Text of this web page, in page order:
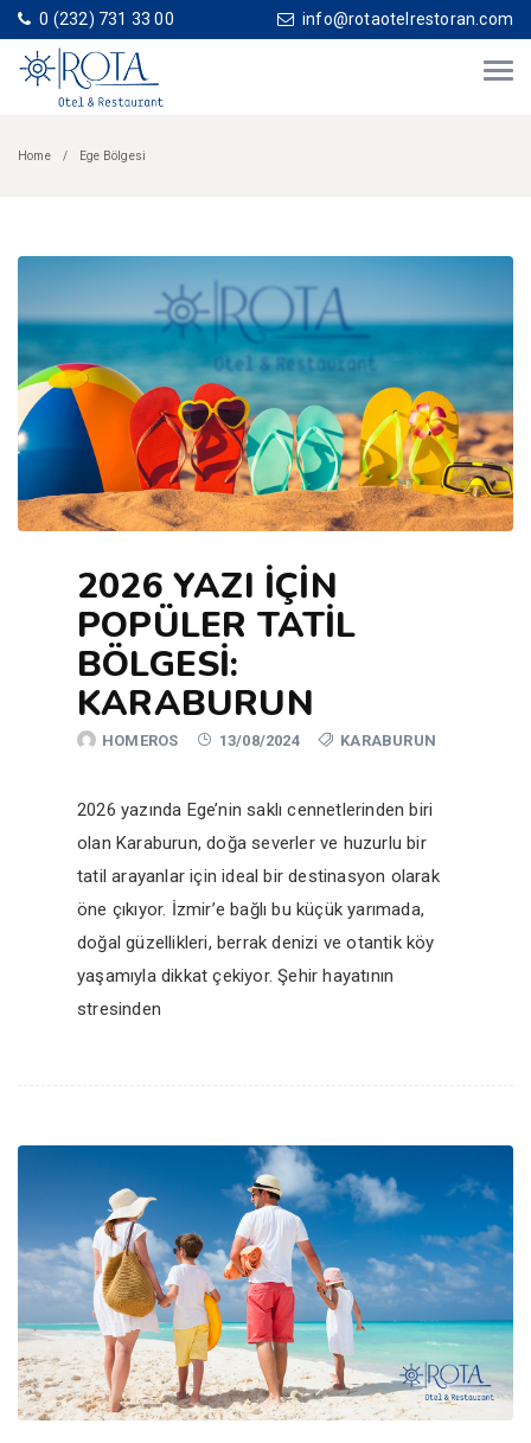
0 (232) 731 33 00 info@rotaotelrestoran.com
Home Ege Bölgesi
2026 YAZI İÇIN
POPÜLER TATIL
BÖLGESI:
KARABURUN
HOMEROS 13/08/2024 KARABURUN
2026 yazında Ege’nin saklı cennetlerinden biri
olan Karaburun, doğa severler ve huzurlu bir
tatil arayanlar için ideal bir destinasyon olarak
öne çıkıyor. İzmir’e bağlı bu küçük yarımada,
doğal güzellikleri, berrak denizi ve otantik köy
yaşamıyla dikkat çekiyor. Şehir hayatının
stresinden